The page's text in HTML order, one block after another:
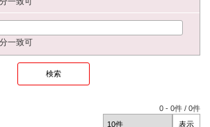
一致可
0 -0件 /0件